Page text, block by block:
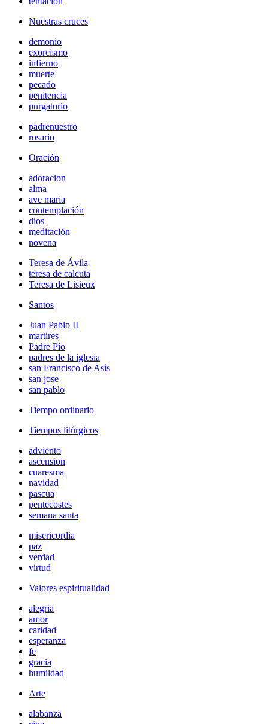
Nuestras cruces
demonio
exorcismo
infierno
muerte
pecado
penitencia
purgatorio
padrenuestro
rosario
Oración
adoracion
alma
ave maria
contemplación
dios
meditación
novena
Teresa de Ávila
teresa de calcuta
Teresa de Lisieux
Santos
Juan Pablo II
martires
Padre Pío
padres de la iglesia
san Francisco de Asís
san jose
san pablo
Tiempo ordinario
Tiempos litúrgicos
adviento
ascension
cuaresma
navidad
pascua
pentecostes
semana santa
misericordia
paz
verdad
virtud
Valores espiritualidad
alegria
amor
caridad
esperanza
fe
gracia
humildad
Arte
alabanza